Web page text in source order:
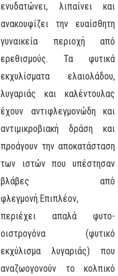
ενυδατώνει, λιπαίνει και
ανακουφίζει την ευαίσθητη
γυναικεία περιοχή από
ερεθισμούς. Τα φυτικά
εκχυλίσματα ελαιολάδου,
λυγαριάς και καλέντουλας
έχουν αντιφλεγμονώδη και
αντιμικροβιακή δράση και
προάγουν την αποκατάσταση
των ιστών που υπέστησαν
βλάβες από
φλεγμονή.Επιπλέον,
περιέχει απαλά φυτο-
οιστρογόνα (φυτικό
εκχύλισμα λυγαριάς) που
αναζωογονούν το κολπικό